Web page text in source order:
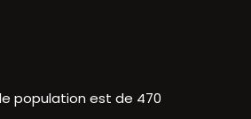
population est de 470